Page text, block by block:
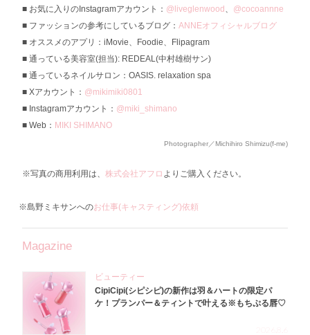
お気に入りのInstagramアカウント： @liveglenwood 、 @cocoannne
ファッションの参考にしているブログ： ANNEオフィシャルブログ
オススメのアプリ：iMovie、Foodie、Flipagram
通っている美容室(担当): REDEAL(中村雄樹サン)
通っているネイルサロン：OASIS. relaxation spa
Xアカウント： @mikimiki0801
Instagramアカウント： @miki_shimano
Web： MIKI SHIMANO
Photographer／Michihiro Shimizu(f-me)
※写真の商用利用は、 株式会社アフロ よりご購入ください。
※島野ミキサンへのお仕事(キャスティング)依頼
Magazine
ビューティー
CipiCipi(シピシピ)の新作は羽＆ハートの限定パ
ケ！プランパー＆ティントで叶える※もちぷる唇♡